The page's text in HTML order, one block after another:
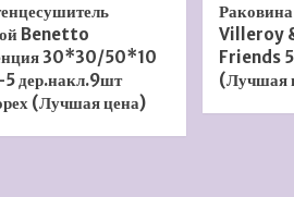
Benetto
30*30/50*10
дер.накл.9шт
(Лучшая цена)
Villeroy
Friends
(Лучшая